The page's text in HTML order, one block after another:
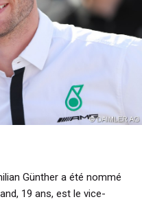
Günther a été nommé
19 ans, est le vice-